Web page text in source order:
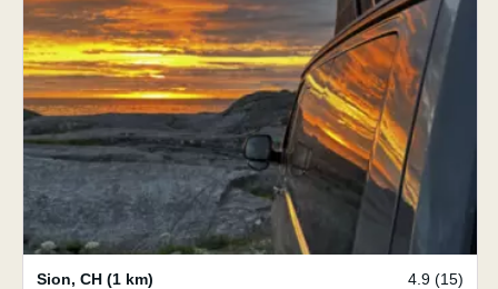
Sion, CH (1 km) 4.9 (15)